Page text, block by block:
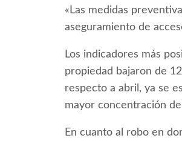
«Las medidas
aseguramiento de
Los indicadores más
propiedad bajaron de
respecto a abril, ya se
mayor concentración
En cuanto al robo en